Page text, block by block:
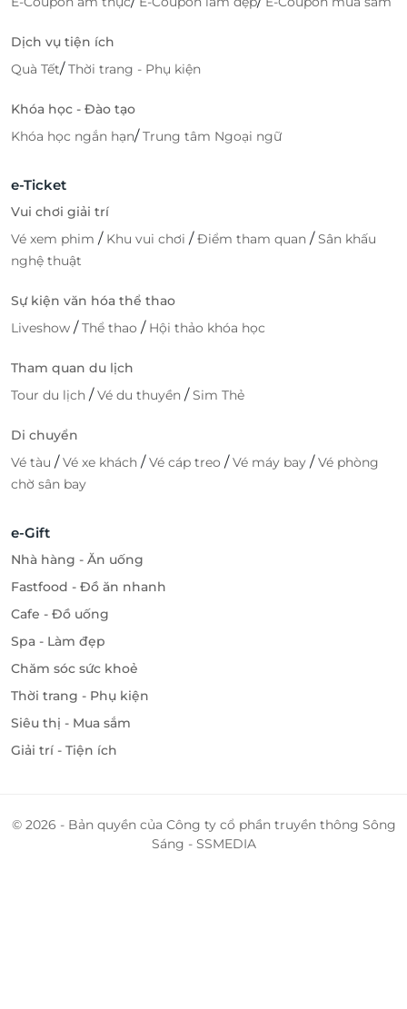
Dịch vụ tiện ích
Quà Tết/Thời trang - Phụ kiện
Khóa học - Đào tạo
Khóa học ngắn hạn/Trung tâm Ngoại ngữ
e-Ticket
Vui chơi giải trí
Vé xem phim / Khu vui chơi /Điểm tham quan /Sân khấu
nghệ thuật
Sự kiện văn hóa thể thao
Liveshow /Thể thao / Hội thảo khóa học
Tham quan du lịch
Tour du lịch /Vé du thuyền /Sim Thẻ
Di chuyển
Vé tàu /Vé xe khách /Vé cáp treo /Vé máy bay /Vé phòng
chờ sân bay
e-Gift
Nhà hàng - Ăn uống
Fastfood - Đồ ăn nhanh
Cafe - Đồ uống
Spa - Làm đẹp
Chăm sóc sức khoẻ
Thời trang - Phụ kiện
Siêu thị - Mua sắm
Giải trí - Tiện ích
© 2026 - Bản quyền của Công ty cổ phần truyền thông Sông
Sáng - SSMEDIA